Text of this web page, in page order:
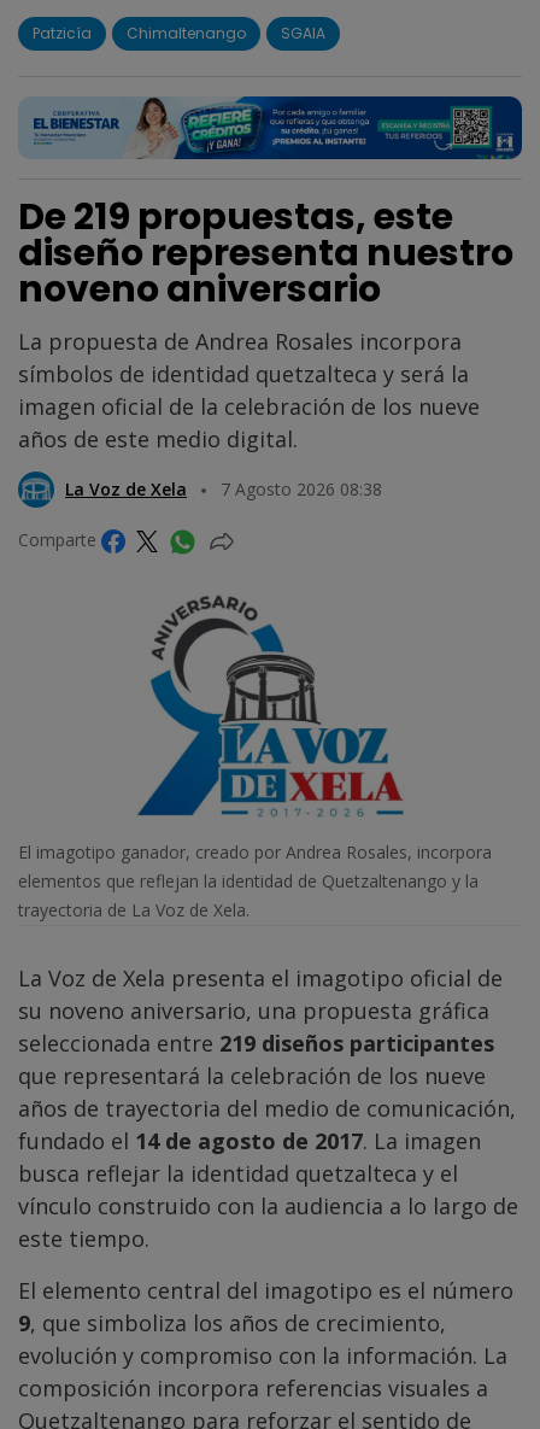
Patzicía Chimaltenango SGAIA
De 219 propuestas, este
diseño representa nuestro
noveno aniversario
La propuesta de Andrea Rosales incorpora
símbolos de identidad quetzalteca y será la
imagen oficial de la celebración de los nueve
años de este medio digital.
La Voz de Xela 7 Agosto 2026 08:38
Comparte
El imagotipo ganador, creado por Andrea Rosales, incorpora
elementos que reflejan la identidad de Quetzaltenango y la
trayectoria de La Voz de Xela.
La Voz de Xela presenta el imagotipo oficial de
su noveno aniversario, una propuesta gráfica
seleccionada entre 219 diseños participantes
que representará la celebración de los nueve
años de trayectoria del medio de comunicación,
fundado el 14 de agosto de 2017. La imagen
busca reflejar la identidad quetzalteca y el
vínculo construido con la audiencia a lo largo de
este tiempo.
El elemento central del imagotipo es el número
9, que simboliza los años de crecimiento,
evolución y compromiso con la información. La
composición incorpora referencias visuales a
Quetzaltenango para reforzar el sentido de